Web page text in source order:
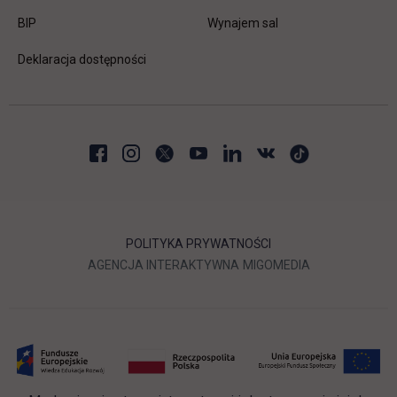
BIP
Deklaracja dostępności
Wynajem sal
POLITYKA PRYWATNOŚCI
AGENCJA INTERAKTYWNA LINK OTWIERA SIĘ W
MIGOMEDIA